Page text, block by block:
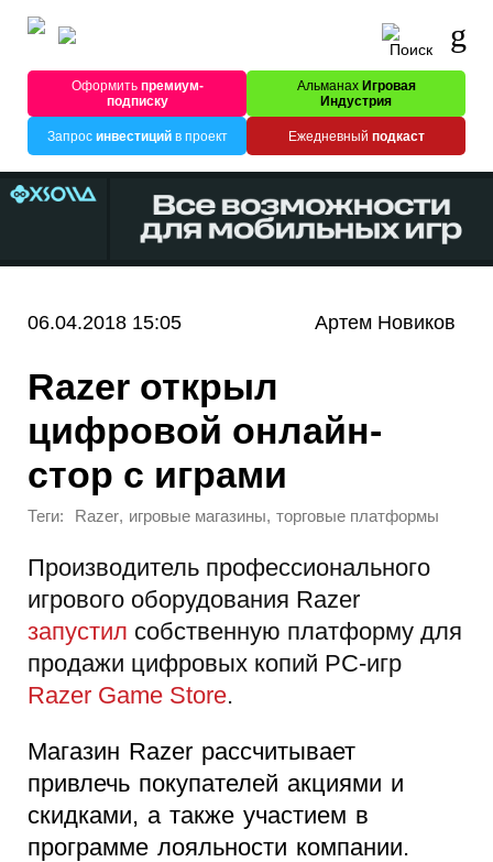
Оформитьпремиум-
подписку
Альманах Игровая
Индустрия
Запрос инвестицийв проект Ежедневный подкаст
06.04.2018 15:05 Артем Новиков
Razer открыл
цифровой онлайн-
стор с играми
Теги: Razer, игровые магазины, торговые платформы
Производитель профессионального
игрового оборудования Razer
запустил собственную платформу для
продажи цифровых копий PC-игр
Razer Game Store.
Магазин Razer рассчитывает
привлечь покупателей акциями и
скидками, а также участием в
программе лояльности компании.